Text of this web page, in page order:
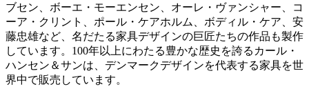
ブセン、ボーエ・モーエンセン、オーレ・ヴァンシャー、コ
ーア・クリント、ポール・ケアホルム、ボディル・ケア、安
藤忠雄など、名だたる家具デザインの巨匠たちの作品も製作
しています。100年以上にわたる豊かな歴史を誇るカール・
ハンセン＆サンは、デンマークデザインを代表する家具を世
界中で販売しています。